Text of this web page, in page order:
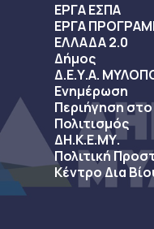
ΕΡΓΑ ΕΣΠΑ
ΕΡΓΑ
ΕΛΛΑΔΑ 2.0
Δήμος
Δ.Ε.Υ.Α.
Ενημέρωση
Περιήγηση
Πολιτισμός
ΔΗ.Κ.Ε.ΜΥ.
Πολιτική
Κέντρο Δια